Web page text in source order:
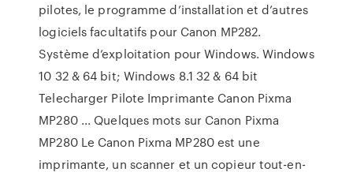
pilotes, le programme d’installation et d’autres
logiciels facultatifs pour Canon MP282.
Système d’exploitation pour Windows. Windows
10 32 & 64 bit; Windows 8.1 32 & 64 bit
Telecharger Pilote Imprimante Canon Pixma
MP280 ... Quelques mots sur Canon Pixma
MP280 Le Canon Pixma MP280 est une
imprimante, un scanner et un copieur tout-en-